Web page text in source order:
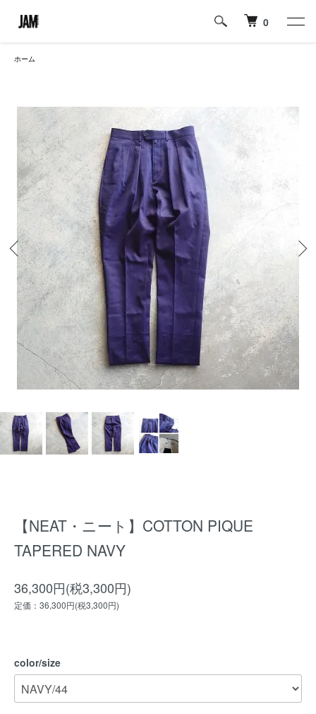
0
ホーム
【NEAT・ニート】COTTON PIQUE
TAPERED NAVY
36,300円(税3,300円)
定価：36,300円(税3,300円)
color/size